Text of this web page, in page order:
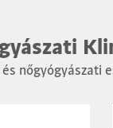
nőgyógyászati